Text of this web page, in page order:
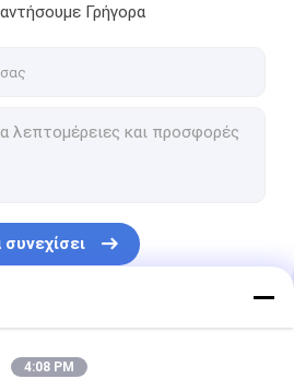
Γρήγορα
4:08 PM